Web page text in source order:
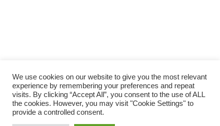
ホーム
当サイトについて（About Us）
プライバシーポリシー
We use cookies on our website to give you the most relevant
experience by remembering your preferences and repeat
visits. By clicking “Accept All”, you consent to the use of ALL
the cookies. However, you may visit "Cookie Settings" to
provide a controlled consent.